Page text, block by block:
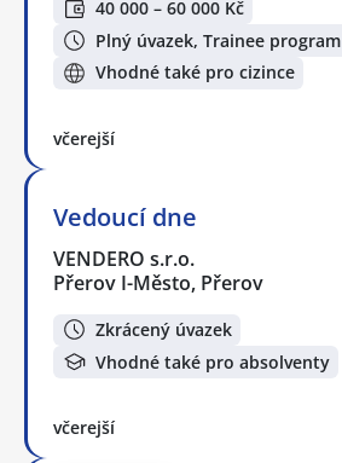
40 000 – 60 000 Kč
Plný úvazek, Trainee program
Vhodné také pro cizince
včerejší
Vedoucí dne
VENDERO s.r.o.
Přerov I-Město, Přerov
Zkrácený úvazek
Vhodné také pro absolventy
včerejší